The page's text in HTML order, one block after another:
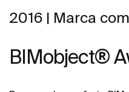
2016 | Marca
BIMobject®